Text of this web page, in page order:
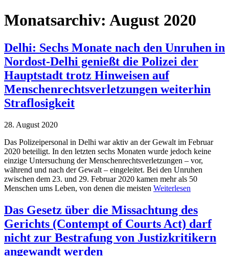
Monatsarchiv: August 2020
Delhi: Sechs Monate nach den Unruhen in
Nordost-Delhi genießt die Polizei der
Hauptstadt trotz Hinweisen auf
Menschenrechtsverletzungen weiterhin
Straflosigkeit
28. August 2020
Das Polizeipersonal in Delhi war aktiv an der Gewalt im Februar
2020 beteiligt. In den letzten sechs Monaten wurde jedoch keine
einzige Untersuchung der Menschenrechtsverletzungen – vor,
während und nach der Gewalt – eingeleitet. Bei den Unruhen
zwischen dem 23. und 29. Februar 2020 kamen mehr als 50
Menschen ums Leben, von denen die meisten Weiterlesen
Das Gesetz über die Missachtung des
Gerichts (Contempt of Courts Act) darf
nicht zur Bestrafung von Justizkritikern
angewandt werden